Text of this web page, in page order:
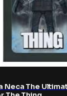
Neca The